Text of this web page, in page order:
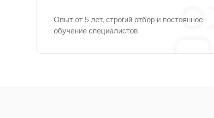
Опыт от 5 лет, строгий отбор и постоянное
обучение специалистов